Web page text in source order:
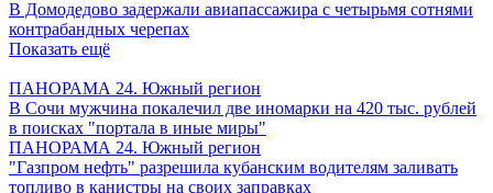
В Домодедово задержали авиапассажира с четырьмя сотнями
контрабандных черепах
Показать ещё
ПАНОРАМА 24. Южный регион
В Сочи мужчина покалечил две иномарки на 420 тыс. рублей
в поисках "портала в иные миры"
ПАНОРАМА 24. Южный регион
"Газпром нефть" разрешила кубанским водителям заливать
топливо в канистры на своих заправках